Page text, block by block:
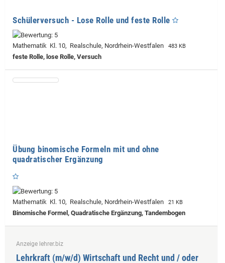
Schülerversuch - Lose Rolle und feste Rolle
Mathematik Kl. 10, Realschule, Nordrhein-Westfalen 483 KB
feste Rolle, lose Rolle, Versuch
Übung binomische Formeln mit und ohne
quadratischer Ergänzung
Mathematik Kl. 10, Realschule, Nordrhein-Westfalen 21 KB
Binomische Formel, Quadratische Ergänzung, Tandembogen
Anzeige lehrer.biz
Lehrkraft (m/w/d) Wirtschaft und Recht und / oder